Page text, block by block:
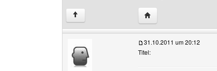
↑ Website dieses
31.10.2011 um 20:12
Titel: